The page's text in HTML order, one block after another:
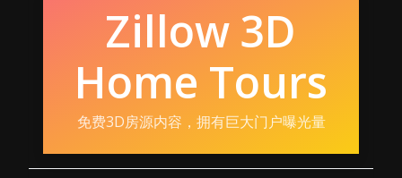
Zillow 3D
Home Tours
免费3D房源内容，拥有巨大门户曝光量